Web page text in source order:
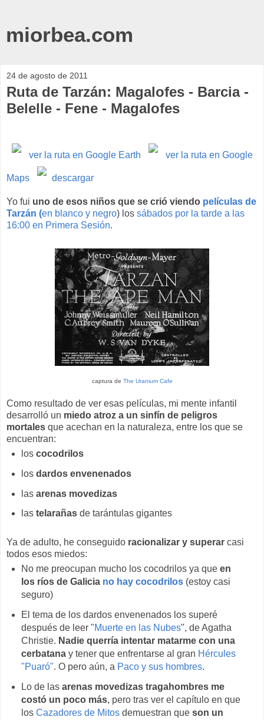
miorbea.com
24 de agosto de 2011
Ruta de Tarzán: Magalofes - Barcia -
Belelle - Fene - Magalofes
ver la ruta en Google Earth ver la ruta en Google
Maps descargar
Yo fui uno de esos niños que se crió viendo películas de
Tarzán (en blanco y negro) los sábados por la tarde a las
16:00 en Primera Sesión.
captura de The Uranium Cafe
Como resultado de ver esas películas, mi mente infantil
desarrolló un miedo atroz a un sinfín de peligros
mortales que acechan en la naturaleza, entre los que se
encuentran:
los cocodrilos
los dardos envenenados
las arenas movedizas
las telarañas de tarántulas gigantes
Ya de adulto, he conseguido racionalizar y superar casi
todos esos miedos:
No me preocupan mucho los cocodrilos ya que en
los ríos de Galicia no hay cocodrilos(estoy casi
seguro)
El tema de los dardos envenenados los superé
después de leer "Muerte en las Nubes", de Agatha
Christie. Nadie querría intentar matarme con una
cerbatanay tener que enfrentarse al gran Hércules
"Puaró". O pero aún, a Paco y sus hombres.
Lo de las arenas movedizas tragahombres me
costó un poco más, pero tras ver el capítulo en que
los Cazadores de Mitosdemuestran que son un